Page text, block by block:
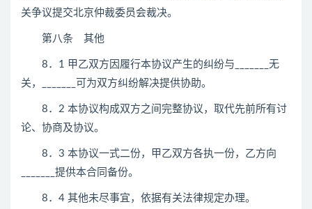
关争议提交北京仲裁委员会裁决。
第八条 其他
8．1 甲乙双方因履行本协议产生的纠纷与_______无
关，_______可为双方纠纷解决提供协助。
8．2 本协议构成双方之间完整协议，取代先前所有讨
论、协商及协议。
8．3 本协议一式二份，甲乙双方各执一份，乙方向
_______提供本合同备份。
8．4 其他未尽事宜，依据有关法律规定办理。